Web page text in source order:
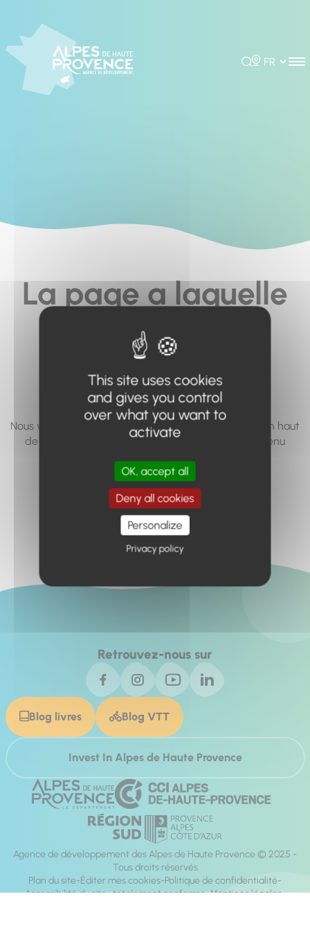
Rechercher
Choisir la
La page a laquelle
vous cherchez à
accéder n'existe
pas... ou plus.
Nous vous invitons à utiliser le moteur de recherche en haut
de page, ou à utiliser le menu pour trouver le contenu
Retour à l'accueil
Retrouvez-nous sur
Blog livres Blog VTT
Invest In Alpes de Haute Provence
Agence de développement des Alpes de Haute Provence © 2025 -
Tous droits réservés
Plan du site Éditer mes cookies Politique de confidentialité
Accessibilité du site : totalement conforme Mentions légales
This site uses cookies
and gives you control
over what you want to
activate
OK, accept all
Deny all cookies
Personalize
Privacy policy